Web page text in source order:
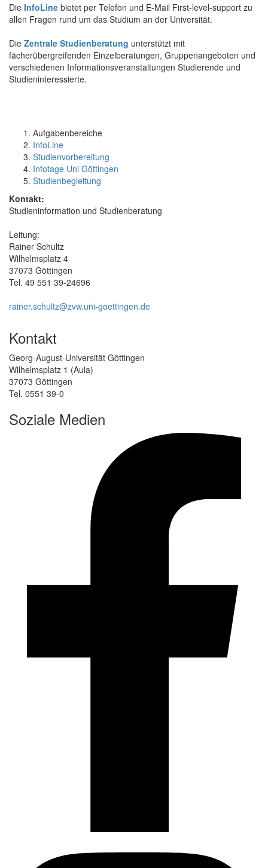
Die InfoLine bietet per Telefon und E-Mail First-level-support zu
allen Fragen rund um das Studium an der Universität.
Die Zentrale Studienberatung unterstützt mit
fächerübergreifenden Einzelberatungen, Gruppenangeboten und
verschiedenen Informationsveranstaltungen Studierende und
Studieninteressierte.
Aufgabenbereiche
InfoLine
Studienvorbereitung
Infotage Uni Göttingen
Studienbegleitung
Kontakt:
Studieninformation und Studienberatung
Leitung:
Rainer Schultz
Wilhelmsplatz 4
37073 Göttingen
Tel. 49 551 39-24696
rainer.schultz@zvw.uni-goettingen.de
Kontakt
Georg-August-Universität Göttingen
Wilhelmsplatz 1 (Aula)
37073 Göttingen
Tel. 0551 39-0
Soziale Medien